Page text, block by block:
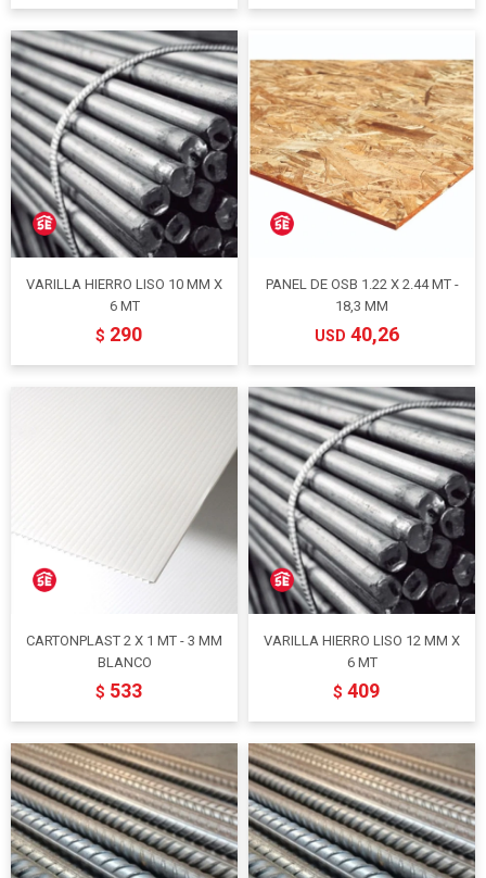
VARILLA HIERRO LISO 10 MM X
6 MT
$ 290
PANEL DE OSB 1.22 X 2.44 MT -
18,3 MM
USD 40,26
CARTONPLAST 2 X 1 MT - 3 MM
BLANCO
$ 533
VARILLA HIERRO LISO 12 MM X
6 MT
$ 409